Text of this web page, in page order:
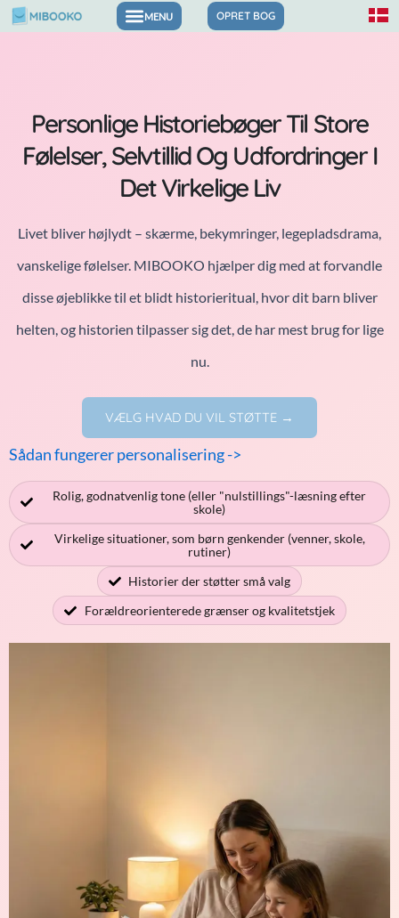
Gå
OPRET BOG
Personlige Historiebøger Til Store
Følelser, Selvtillid Og Udfordringer I
Det Virkelige Liv
Livet bliver højlydt – skærme, bekymringer, legepladsdrama,
vanskelige følelser. MIBOOKO hjælper dig med at forvandle
disse øjeblikke til et blidt historieritual, hvor dit barn bliver
helten, og historien tilpasser sig det, de har mest brug for lige
nu.
VÆLG HVAD DU VIL STØTTE →
Sådan fungerer personalisering ->
Rolig, godnatvenlig tone (eller "nulstillings"-læsning efter
skole)
Virkelige situationer, som børn genkender (venner, skole,
rutiner)
Historier der støtter små valg
Forældreorienterede grænser og kvalitetstjek